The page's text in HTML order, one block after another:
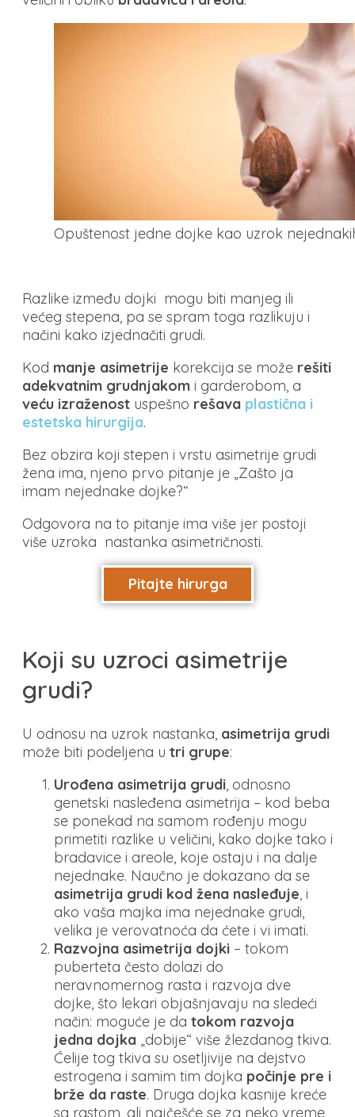
Opuštenost jedne dojke kao uzrok
Razlike između dojki mogu biti manjeg ili
većeg stepena, pa se spram toga razlikuju i
načini kako izjednačiti grudi.
Kod manje asimetrije korekcija se može rešiti
adekvatnim grudnjakom i garderobom, a
veću izraženost uspešno rešava plastična i
estetska hirurgija.
Bez obzira koji stepen i vrstu asimetrije grudi
žena ima, njeno prvo pitanje je „Zašto ja
imam nejednake dojke?“
Odgovora na to pitanje ima više jer postoji
više uzroka nastanka asimetričnosti.
Pitajte hirurga
Koji su uzroci asimetrije
grudi?
U odnosu na uzrok nastanka, asimetrija grudi
može biti podeljena u tri grupe:
Urođena asimetrija grudi, odnosno
genetski nasleđena asimetrija – kod beba
se ponekad na samom rođenju mogu
primetiti razlike u veličini, kako dojke tako i
bradavice i areole, koje ostaju i na dalje
nejednake. Naučno je dokazano da se
asimetrija grudi kod žena nasleđuje, i
ako vaša majka ima nejednake grudi,
velika je verovatnoća da ćete i vi imati.
Razvojna asimetrija dojki – tokom
puberteta često dolazi do
neravnomernog rasta i razvoja dve
dojke, što lekari objašnjavaju na sledeći
način: moguće je da tokom razvoja
jedna dojka „dobije“ više žlezdanog tkiva.
Ćelije tog tkiva su osetljivije na dejstvo
estrogena i samim tim dojka počinje pre i
brže da raste. Druga dojka kasnije kreće
sa rastom, ali najčešće se za neko vreme